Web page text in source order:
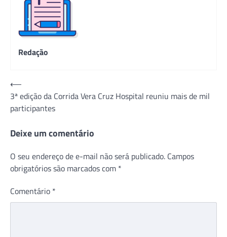
Redação
Navegação
de
Post
⟵
3ª edição da Corrida Vera Cruz Hospital reuniu mais de mil
participantes
Deixe um comentário
O seu endereço de e-mail não será publicado. Campos
obrigatórios são marcados com *
Comentário *